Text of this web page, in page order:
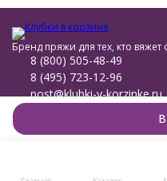
Бренд пряжи для тех, кто
8 (800) 505-48-49
8 (495) 723-12-96
post@klubki-v-korzinke.ru